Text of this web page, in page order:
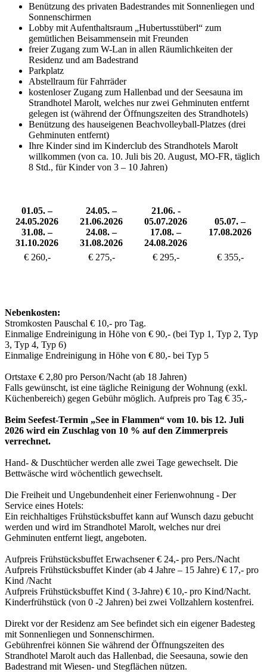
Benützung des privaten Badestrandes mit Sonnenliegen und
Sonnenschirmen
Lobby mit Aufenthaltsraum „Hubertusstüberl“ zum
gemütlichen Beisammensein mit Freunden
freier Zugang zum W-Lan in allen Räumlichkeiten der
Residenz und am Badestrand
Parkplatz
Abstellraum für Fahrräder
kostenloser Zugang zum Hallenbad und der Seesauna im
Strandhotel Marolt, welches nur zwei Gehminuten entfernt
gelegen ist (während der Öffnungszeiten des Strandhotels)
Benützung des hauseigenen Beachvolleyball-Platzes (drei
Gehminuten entfernt)
Ihre Kinder sind im Kinderclub des Strandhotels Marolt
willkommen (von ca. 10. Juli bis 20. August, MO-FR, täglich
8 Std., für Kinder von 3 – 10 Jahren)
01.05. –
24.05.2026
31.08. –
31.10.2026
24.05. –
21.06.2026
24.08. –
31.08.2026
21.06. -
05.07.2026
17.08. –
24.08.2026
05.07. –
17.08.2026
€ 260,- € 275,- € 295,- € 355,-
Nebenkosten:
Stromkosten Pauschal € 10,- pro Tag.
Einmalige Endreinigung in Höhe von € 90,- (bei Typ 1, Typ 2, Typ
3, Typ 4, Typ 6)
Einmalige Endreinigung in Höhe von € 80,- bei Typ 5
Ortstaxe € 2,80 pro Person/Nacht (ab 18 Jahren)
Falls gewünscht, ist eine tägliche Reinigung der Wohnung (exkl.
Küchenbereich) gegen Gebühr möglich. Aufpreis pro Tag € 35,-
Beim Seefest-Termin „See in Flammen“ vom 10. bis 12. Juli
2026 wird ein Zuschlag von 10 % auf den Zimmerpreis
verrechnet.
Hand- & Duschtücher werden alle zwei Tage gewechselt. Die
Bettwäsche wird wöchentlich gewechselt.
Die Freiheit und Ungebundenheit einer Ferienwohnung - Der
Service eines Hotels:
Ein reichhaltiges Frühstücksbuffet kann auf Wunsch dazu gebucht
werden und wird im Strandhotel Marolt, welches nur drei
Gehminuten entfernt liegt, angeboten.
Aufpreis Frühstücksbuffet Erwachsener € 24,- pro Pers./Nacht
Aufpreis Frühstücksbuffet Kinder (ab 4 Jahre – 15 Jahre) € 17,- pro
Kind /Nacht
Aufpreis Frühstücksbuffet Kind ( 3-Jahre) € 10,- pro Kind/Nacht.
Kinderfrühstück (von 0 -2 Jahren) bei zwei Vollzahlern kostenfrei.
Direkt vor der Residenz am See befindet sich ein eigener Badesteg
mit Sonnenliegen und Sonnenschirmen.
Gebührenfrei können Sie während der Öffnungszeiten des
Strandhotel Marolt auch das Hallenbad, die Seesauna, sowie den
Badestrand mit Wiesen- und Stegflächen nützen.